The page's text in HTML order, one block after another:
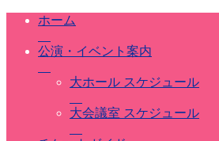
ホーム
公演・イベント案内
大ホール スケジュール
大会議室 スケジュール